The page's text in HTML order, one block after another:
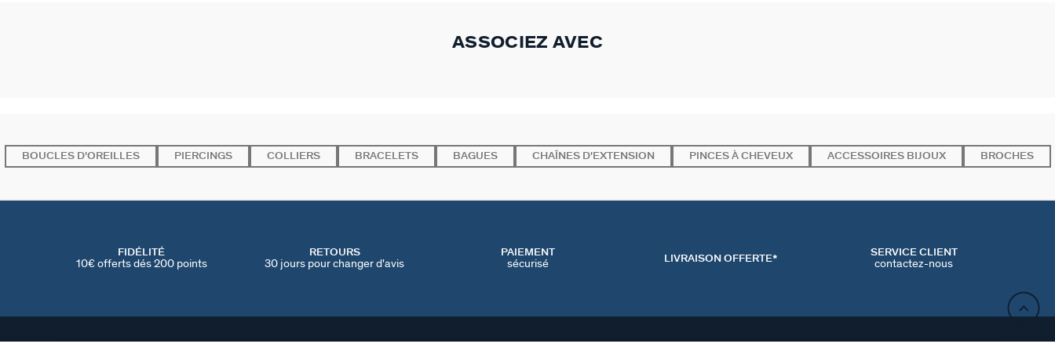
ASSOCIEZ AVEC
BOUCLES D'OREILLES PIERCINGS COLLIERS BRACELETS BAGUES CHAÎNES D'EXTENSION PINCES À CHEVEUX ACCESSOIRES BIJOUX BROCHES
FIDÉLITÉ
10€ offerts dés 200 points
RETOURS
30 jours pour changer d'avis
PAIEMENT
sécurisé LIVRAISON OFFERTE*
SERVICE CLIENT
contactez-nous